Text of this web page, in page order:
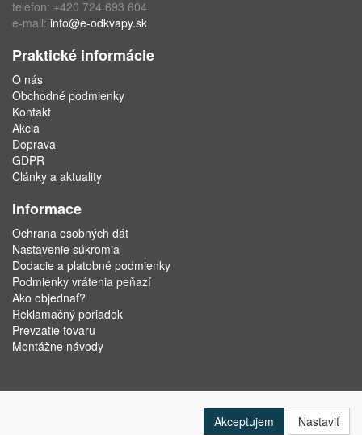
telefon: +420 724 693 604
e-mail: info@e-odkvapy.sk
Praktické informácie
O nás
Obchodné podmienky
Kontakt
Akcia
Doprava
GDPR
Články a aktuality
Informace
Ochrana osobných dát
Nastavenie súkromia
Dodacie a platobné podmienky
Podmienky vrátenia peňazí
Ako objednať?
Reklamačný poriadok
Prevzatie tovaru
Montážne návody
Akceptujem Nastaviť